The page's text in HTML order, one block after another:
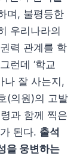
며, 불평등한
우리나라의
력 관계를 학
런데 ‘학교
나 잘 사는지,
(의원)의 고발
과 함께 찍은
된다. 출석
을 웅변하는